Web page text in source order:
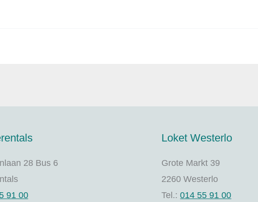
28 Bus 6
91 00
Loket Westerlo
Grote Markt 39
2260 Westerlo
Tel.:014 55 91 00